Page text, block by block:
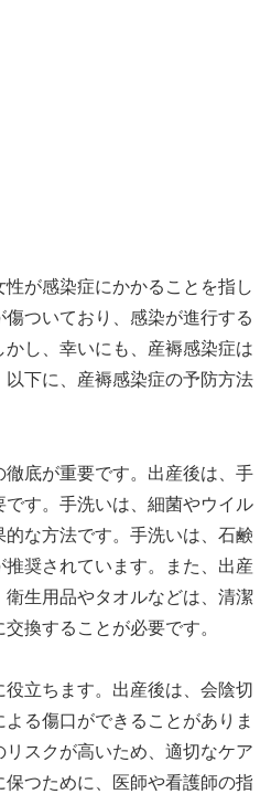
が感染症にかかることを指し
ついており、感染が進行する
し、幸いにも、産褥感染症は
下に、産褥感染症の予防方法
徹底が重要です。出産後は、手
す。手洗いは、細菌やウイル
な方法です。手洗いは、石鹸
奨されています。また、出産
生用品やタオルなどは、清潔
換することが必要です。
立ちます。出産後は、会陰切
る傷口ができることがありま
スクが高いため、適切なケア
つために、医師や看護師の指